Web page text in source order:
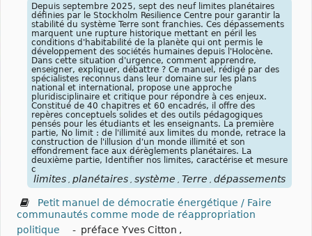
Depuis septembre 2025, sept des neuf limites planétaires
définies par le Stockholm Resilience Centre pour garantir la
stabilité du système Terre sont franchies. Ces dépassements
marquent une rupture historique mettant en péril les
conditions d'habitabilité de la planète qui ont permis le
développement des sociétés humaines depuis l'Holocène.
Dans cette situation d'urgence, comment apprendre,
enseigner, expliquer, débattre ? Ce manuel, rédigé par des
spécialistes reconnus dans leur domaine sur les plans
national et international, propose une approche
pluridisciplinaire et critique pour répondre à ces enjeux.
Constitué de 40 chapitres et 60 encadrés, il offre des
repères conceptuels solides et des outils pédagogiques
pensés pour les étudiants et les enseignants. La première
partie, No limit : de l'illimité aux limites du monde, retrace la
construction de l'illusion d'un monde illimité et son
effondrement face aux dérèglements planétaires. La
deuxième partie, Identifier nos limites, caractérise et mesure
c
limites planétaires système Terre dépassements
Petit manuel de démocratie énergétique / Faire
communautés comme mode de réappropriation
politique
- préface Yves Citton ,